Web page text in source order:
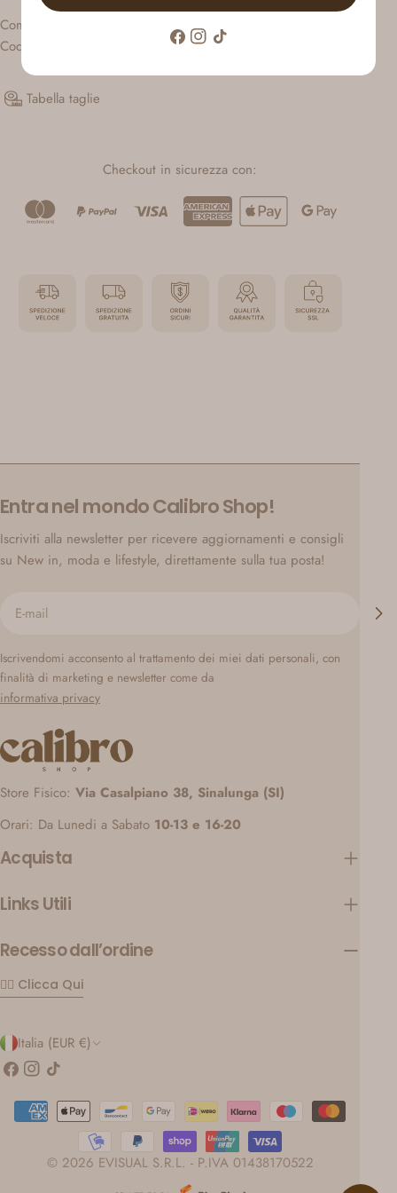
Composizione: 70% vi, 30% li
Codice articolo: 12269668
Tabella taglie
Checkout in sicurezza con:
Store Fisico: Via Casalpiano 38, Sinalunga (SI)
Orari: Da Lunedi a Sabato 10-13 e 16-20
Acquista
Links Utili
Recesso dall’ordine
👉🏼 Clicca Qui
Entra nel mondo Calibro Shop!
Iscriviti alla newsletter per ricevere aggiornamenti e consigli
su New in, moda e lifestyle, direttamente sulla tua posta!
mail
Iscrivendomi acconsento al trattamento dei miei dati personali, con
finalità di marketing e newsletter come da
informativa privacy
P
a
Italia (EUR €)
Facebook
Instagram
Tic
© 2026 EVISUAL S.R.L. - P.IVA 01438170522
Modalità
pagamento
Facebook
Instagram
Tic